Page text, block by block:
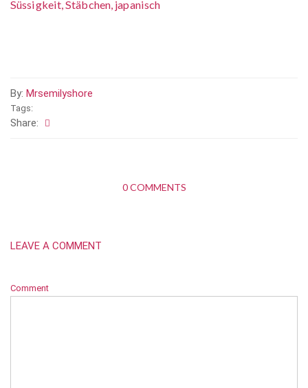
By: Mrsemilyshore
Tags:
Share:
0 COMMENTS
LEAVE A COMMENT
Comment